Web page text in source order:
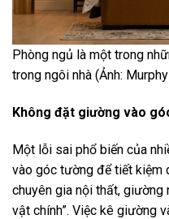
Phòng ngủ là một trong
trong ngôi nhà (Ảnh:
Không đặt giường vào
Một lỗi sai phổ biến của
vào góc tường để tiết kiệm
chuyên gia nội thất, giường
vật chính”. Việc kê giường